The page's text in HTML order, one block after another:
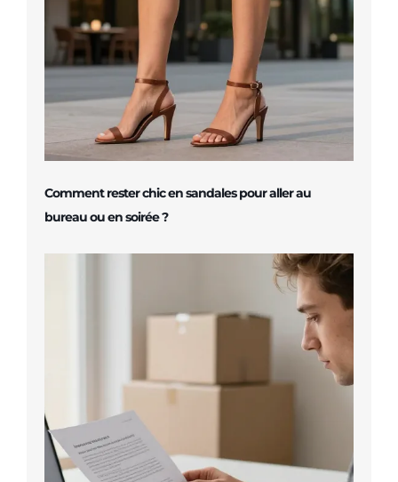
Comment rester chic en sandales pour aller au
bureau ou en soirée ?